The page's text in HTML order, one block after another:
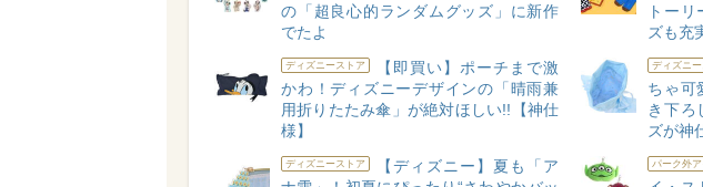
の「超良心的ランダムグッズ」に新作
でたよ
トー
ズも充
ディズニーストア
【即買い】ポーチまで激
かわ！ディズニーデザインの「晴雨兼
用折りたたみ傘」が絶対ほしい!!【神仕
様】
ディズニ
ちゃ可
き下ろ
ズが神
ディズニーストア
【ディズニー】夏も「ア
パーク外